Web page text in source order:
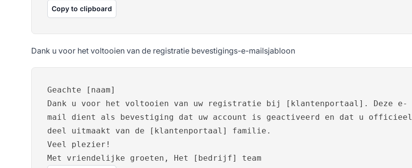
Copy to clipboard
Dank u voor het voltooien van de registratie bevestigings-e-mailsjabloon
Geachte [naam]
Dank u voor het voltooien van uw registratie bij [klantenportaal]. Deze e-
mail dient als bevestiging dat uw account is geactiveerd en dat u officieel
deel uitmaakt van de [klantenportaal] familie.
Veel plezier!
Met vriendelijke groeten, Het [bedrijf] team